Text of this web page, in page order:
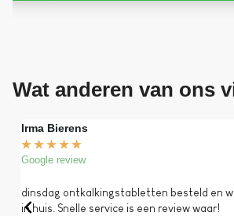
Wat anderen van ons
Irma Bierens
★ ★ ★ ★ ★
Google review
dinsdag ontkalkingstabletten besteld en
in huis. Snelle service is een review waar!